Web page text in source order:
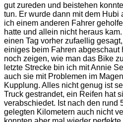
gut zureden und beistehen
tun. Er wurde dann mit dem Hubi
ich einem anderen Fahrer
hatte und allein nicht heraus
einen Tag vorher zufaellig
einiges beim Fahren abgeschaut
noch zeigen, wie man das Bike
letzte Strecke bin ich mit Annie
auch sie mit Problemen im
Kupplung. Alles nicht genug ist
Truck gestrandet, ein Reifen hat
verabschiedet. Ist nach den rund
gelegten Kilometern auch nicht